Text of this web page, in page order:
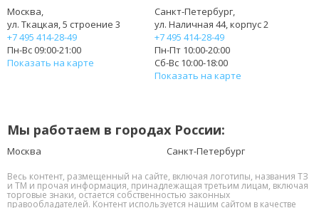
Москва,
ул. Ткацкая, 5 строение 3
+7 495 414-28-49
Пн-Вс 09:00-21:00
Показать на карте
Санкт-Петербург,
ул. Наличная 44, корпус 2
+7 495 414-28-49
Пн-Пт 10:00-20:00
Сб-Вс 10:00-18:00
Показать на карте
Мы работаем в городах России:
Москва Санкт-Петербург
Весь контент, размещенный на сайте, включая логотипы, названия ТЗ
и ТМ и прочая информация, принадлежащая третьим лицам, включая
торговые знаки, остается собственностью законных
правообладателей. Контент используется нашим сайтом в качестве